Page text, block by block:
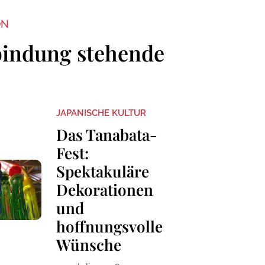
stehende
JAPANISCHE KULTUR
Das Tanabata-
Fest:
Spektakuläre
Dekorationen
und
hoffnungsvolle
Wünsche